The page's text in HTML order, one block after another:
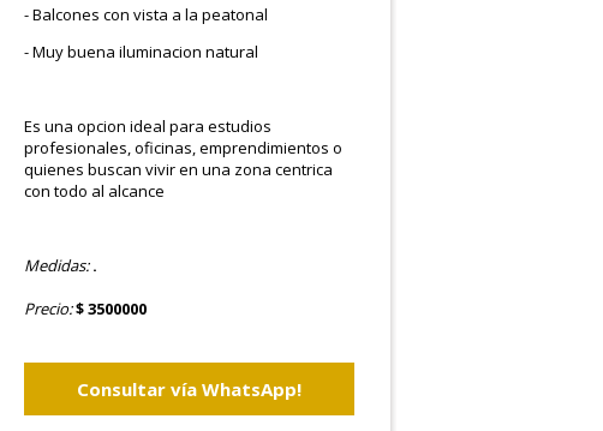
- Balcones con vista a la peatonal
- Muy buena iluminacion natural
Es una opcion ideal para estudios
profesionales, oficinas, emprendimientos o
quienes buscan vivir en una zona centrica
con todo al alcance
Medidas: .
Precio:$ 3500000
Consultar vía WhatsApp!